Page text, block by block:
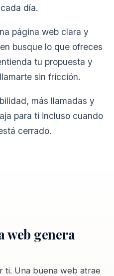
día.
página web clara y
busque lo que ofreces
tu propuesta y
sin fricción.
más llamadas y
para ti incluso cuando
cerrado.
web genera
ti. Una buena web atrae